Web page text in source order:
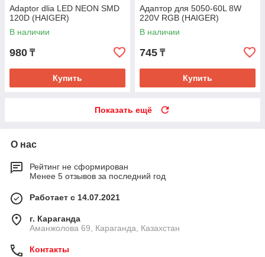
Adaptor dlia LED NEON SMD
120D (HAIGER)
В наличии
980 ₸
Купить
Адаптор для 5050-60L 8W
220V RGB (HAIGER)
В наличии
745 ₸
Купить
Показать ещё
О нас
Рейтинг не сформирован
Менее 5 отзывов за последний год
Работает с 14.07.2021
г. Караганда
Аманжолова 69, Караганда, Казахстан
Контакты